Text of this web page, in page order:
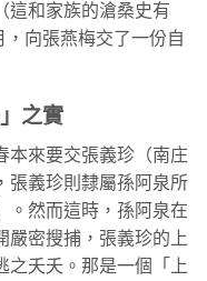
這和家族的滄桑史有
向張燕梅交了一份自
之實
本來要交張義珍（南庄
張義珍則隸屬孫阿泉所
。然而這時，孫阿泉在
嚴密搜捕，張義珍的上
之夭夭。那是一個「上